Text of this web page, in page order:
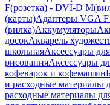
F(розетка) - DVI-D
(карты)Адаптеры VGA
(вилка)Аккумуляторы
досокАкварель
школьнаяАксессуары
рисованияАксессуары
кофеварок и кофемашин
и расходные материалы
расходные материалы